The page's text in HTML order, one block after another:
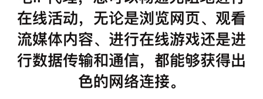
在线活动，无论是浏览网页、观看
流媒体内容、进行在线游戏还是进
行数据传输和通信，都能够获得出
色的网络连接。